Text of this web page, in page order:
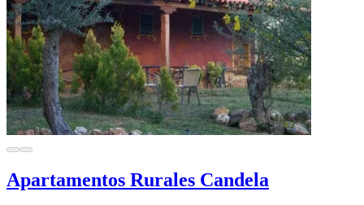
Apartamentos Rurales Candela